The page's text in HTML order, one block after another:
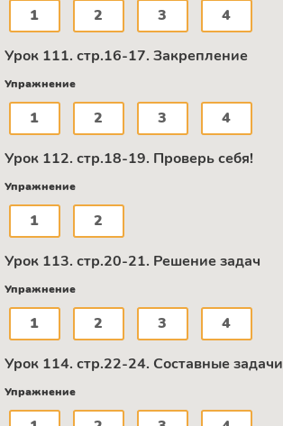
1 2 3 4
Урок 111. стр.16-17. Закрепление
Упражнение
1 2 3 4
Урок 112. стр.18-19. Проверь себя!
Упражнение
1 2
Урок 113. стр.20-21. Решение задач
Упражнение
1 2 3 4
Урок 114. стр.22-24. Составные задачи
Упражнение